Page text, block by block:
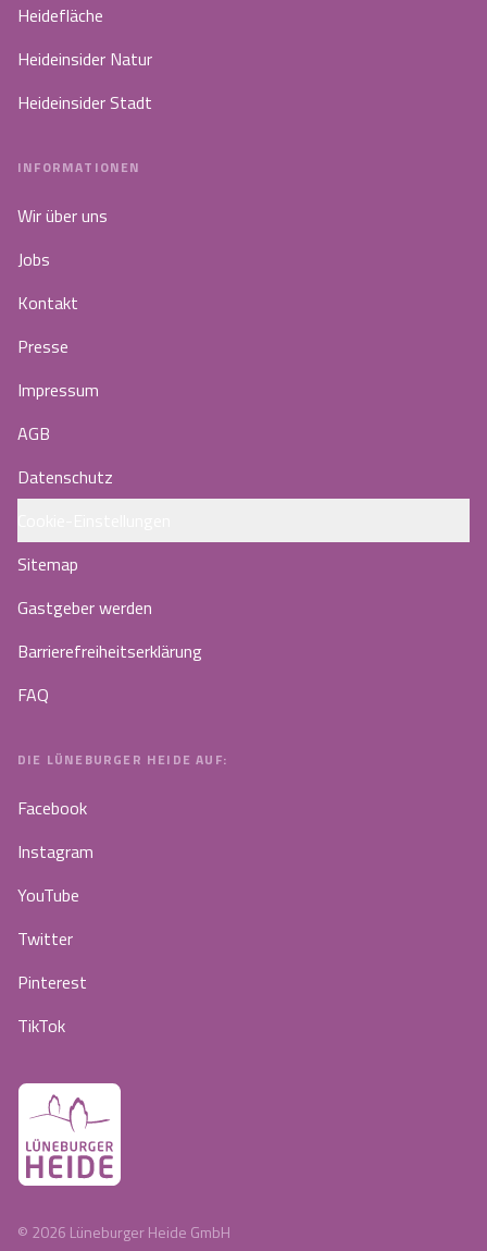
Heidefläche
Heideinsider Natur
Heideinsider Stadt
INFORMATIONEN
Wir über uns
Jobs
Kontakt
Presse
Impressum
AGB
Datenschutz
Sitemap
Gastgeber werden
Barrierefreiheitserklärung
FAQ
DIE LÜNEBURGER HEIDE AUF:
Facebook
Instagram
YouTube
Twitter
Pinterest
TikTok
© 2026 Lüneburger Heide GmbH